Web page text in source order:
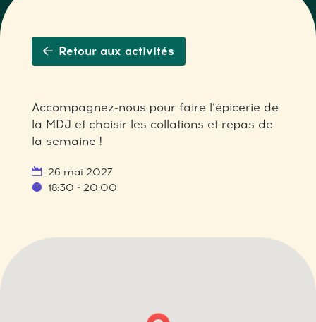
Retour aux activités
Accompagnez-nous pour faire l’épicerie de
la MDJ et choisir les collations et repas de
la semaine !
26 mai 2027
18:30 - 20:00